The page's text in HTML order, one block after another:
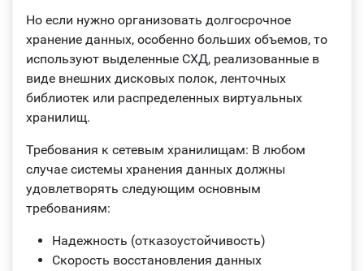
Но если нужно организовать долгосрочное
хранение данных, особенно больших объемов, то
используют выделенные СХД, реализованные в
виде внешних дисковых полок, ленточных
библиотек или распределенных виртуальных
хранилищ.
Требования к сетевым хранилищам: В любом
случае системы хранения данных должны
удовлетворять следующим основным
требованиям:
Надежность (отказоустойчивость)
Скорость восстановления данных